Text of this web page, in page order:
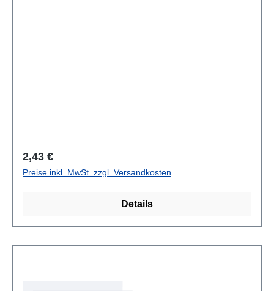
Regulärer Preis:
2,43 €
Preise inkl. MwSt. zzgl. Versandkosten
Details